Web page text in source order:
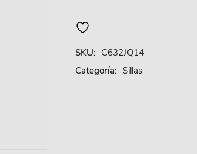
SKU: C632JQ14
Categoría: Sillas